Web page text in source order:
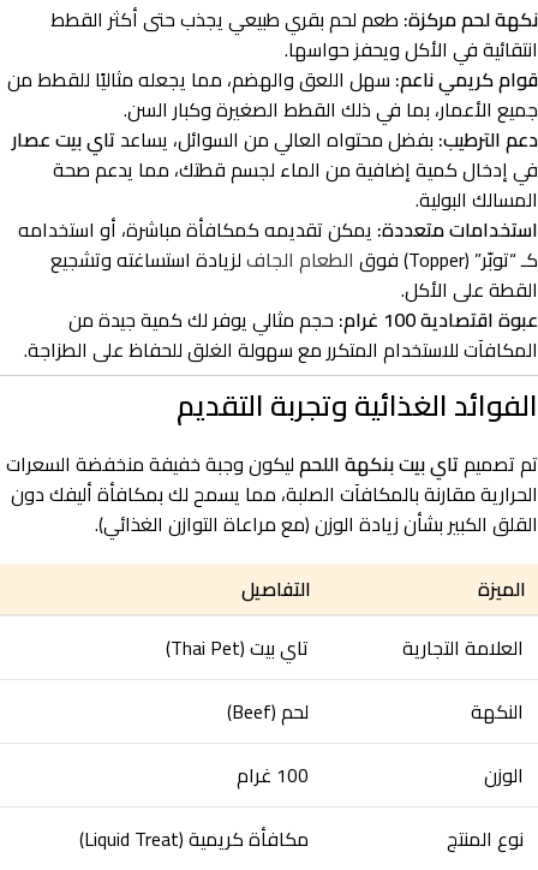
نكهة لحم مركزة: طعم لحم بقري طبيعي يجذب حتى أكثر القطط
انتقائية في الأكل ويحفز حواسها.
قوام كريمي ناعم: سهل اللعق والهضم، مما يجعله مثاليًا للقطط من
جميع الأعمار، بما في ذلك القطط الصغيرة وكبار السن.
دعم الترطيب: بفضل محتواه العالي من السوائل، يساعدتاي بيت عصار
في إدخال كمية إضافية من الماء لجسم قطتك، مما يدعم صحة
المسالك البولية.
استخدامات متعددة: يمكن تقديمه كمكافأة مباشرة، أو استخدامه
كـ “توبّر” (Topper) فوق
الطعام الجافلزيادة استساغته وتشجيع
القطة على الأكل.
عبوة اقتصادية 100 غرام:
حجم مثالي يوفر لك كمية جيدة من
المكافآت للاستخدام المتكرر مع سهولة الغلق للحفاظ على الطزاجة.
الفوائد الغذائية وتجربة التقديم
تم تصميمتاي بيت بنكهة اللحمليكون وجبة خفيفة منخفضة السعرات
الحرارية مقارنة بالمكافآت الصلبة، مما يسمح لك بمكافأة أليفك دون
القلق الكبير بشأن زيادة الوزن (مع مراعاة التوازن الغذائي).
الميزة
التفاصيل
العلامة التجارية
تاي بيت (Thai Pet)
النكهة
لحم (Beef)
الوزن
100 غرام
نوع المنتج
مكافأة كريمية (Liquid Treat)